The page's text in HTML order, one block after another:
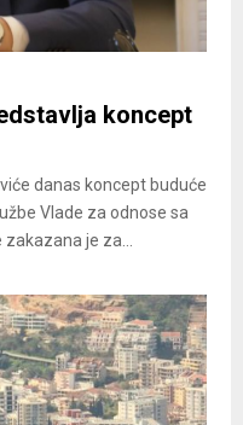
koncept
danas koncept buduće
Vlade za odnose sa
je za...